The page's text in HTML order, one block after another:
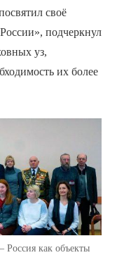
своё
подчеркнул
уз,
их более
как объекты